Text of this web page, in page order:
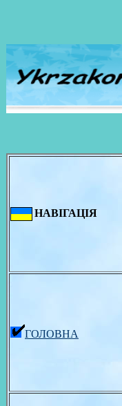
НАВІГАЦІЯ
ГОЛОВНА